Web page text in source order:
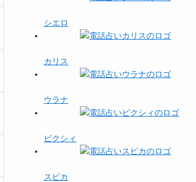
シエロ
カリス
ウラナ
ピクシィ
スピカ